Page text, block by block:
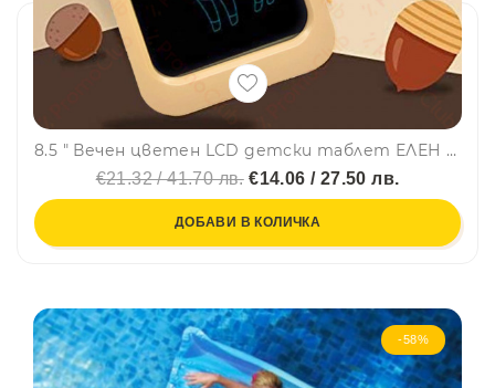
8.5 " Вечен цветен LCD детски таблет ЕЛЕН 050-46 - детска дъска за рисуване, за чертане, писане, рисуване,
€21.32 / 41.70 лв.€14.06 / 27.50 лв.
ДОБАВИ В КОЛИЧКА
-58%